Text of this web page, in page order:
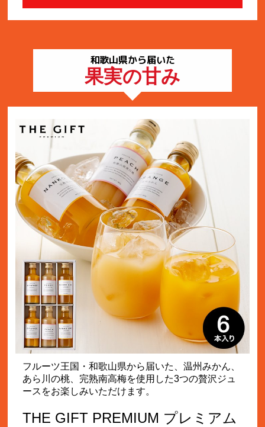
和歌山県から届いた
果実の甘み
フルーツ王国・和歌山県から届いた、温州みかん、
あら川の桃、完熟南高梅を使用した3つの贅沢ジュ
ースをお楽しみいただけます。
THE GIFT PREMIUM プレミアム